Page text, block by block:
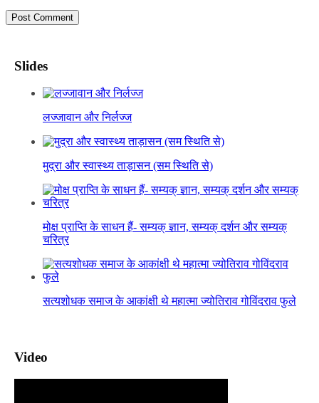
Slides
लज्जावान और निर्लज्ज
मुद्रा और स्वास्थ्य ताड़ासन (सम स्थिति से)
मोक्ष प्राप्ति के साधन हैं- सम्यक् ज्ञान, सम्यक् दर्शन और सम्यक्
चरित्र
सत्यशोधक समाज के आकांक्षी थे महात्मा ज्योतिराव गोविंदराव फुले
Video